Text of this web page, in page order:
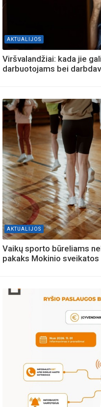
AKTUALIJOS
Viršvalandžiai: kada jie
darbuotojams bei
AKTUALIJOS
Vaikų sporto būreliams
pakaks Mokinio